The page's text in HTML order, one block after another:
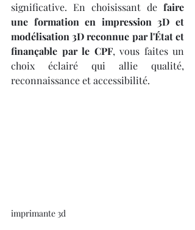
significative. En choisissant de faire
une formation en impression 3D et
modélisation 3D reconnue par l'État et
finançable par le CPF, vous faites un
choix éclairé qui allie qualité,
reconnaissance et accessibilité.
imprimante 3d